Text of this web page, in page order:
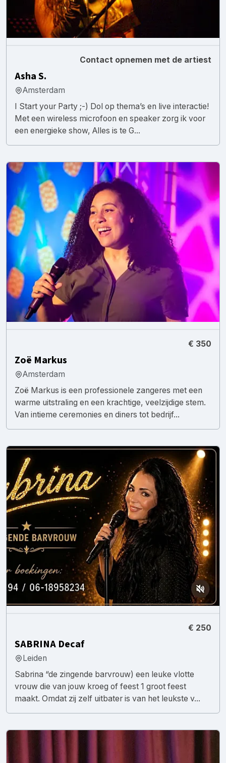
Contact opnemen met de artiest
Asha S.
Amsterdam
I Start your Party ;-) Dol op thema’s en live interactie!
Met een wireless microfoon en speaker zorg ik voor
een energieke show, Alles is te G...
€ 350
Zoë Markus
Amsterdam
Zoë Markus is een professionele zangeres met een
warme uitstraling en een krachtige, veelzijdige stem.
Van intieme ceremonies en diners tot bedrijf...
€ 250
SABRINA Decaf
Leiden
Sabrina “de zingende barvrouw) een leuke vlotte
vrouw die van jouw kroeg of feest 1 groot feest
maakt. Omdat zij zelf uitbater is van het leukste v...